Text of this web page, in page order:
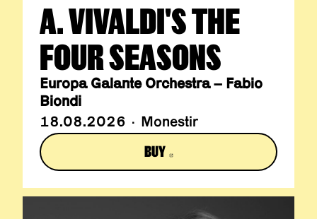
A. VIVALDI'S THE
FOUR SEASONS
Europa Galante Orchestra – Fabio
Biondi
18.08.2026 · Monestir
BUY ABRE EN NUEVA VENTANA